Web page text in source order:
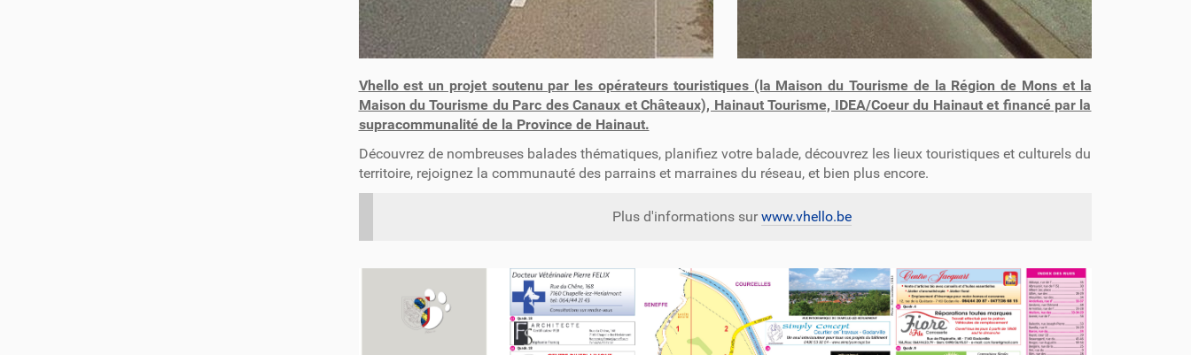
Vhello est un projet soutenu par les opérateurs touristiques (la Maison du Tourisme de la Région de Mons et la
Maison du Tourisme du Parc des Canaux et Châteaux), Hainaut Tourisme, IDEA/Coeur du Hainaut et financé par la
supracommunalité de la Province de Hainaut.
Découvrez de nombreuses balades thématiques, planifiez votre balade, découvrez les lieux touristiques et culturels du
territoire, rejoignez la communauté des parrains et marraines du réseau, et bien plus encore.
Plus d'informations sur www.vhello.be